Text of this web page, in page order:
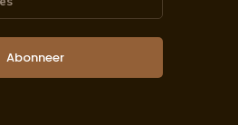
Abonneer